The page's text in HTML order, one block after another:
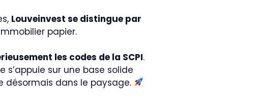
Louveinvest se distingue par
papier.
les codes de la SCPI.
s’appuie sur une base solide
désormais dans le paysage.